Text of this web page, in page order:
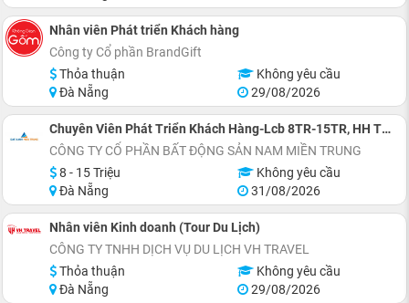
Nhân viên Phát triển Khách hàng
Công ty Cổ phần BrandGift
Thỏa thuận
Không yêu cầu
Đà Nẵng
29/08/2026
Chuyên Viên Phát Triển Khách Hàng-Lcb 8TR-15TR, HH Tới 3%
CÔNG TY CỔ PHẦN BẤT ĐỘNG SẢN NAM MIỀN TRUNG
8 - 15 Triệu
Không yêu cầu
Đà Nẵng
31/08/2026
Nhân viên Kinh doanh (Tour Du Lịch)
CÔNG TY TNHH DỊCH VỤ DU LỊCH VH TRAVEL
Thỏa thuận
Không yêu cầu
Đà Nẵng
29/08/2026